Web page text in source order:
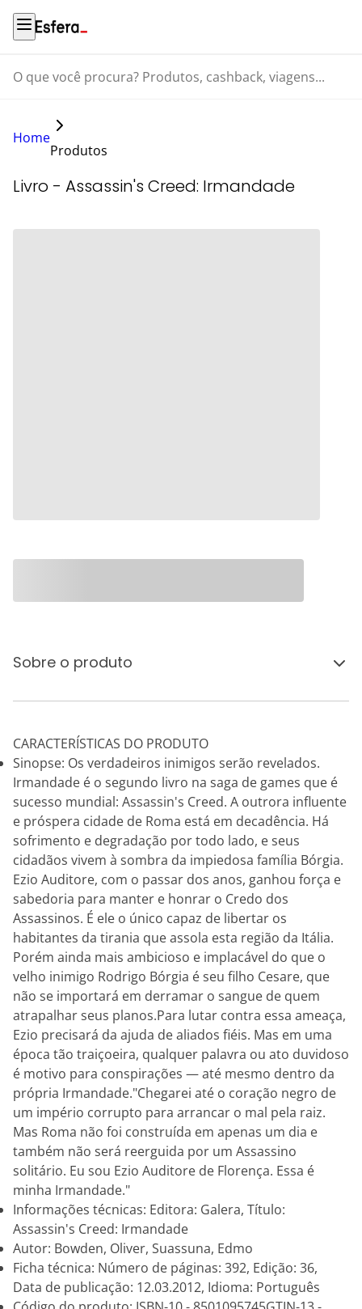
O que você procura? Produtos, cashback, viagens...
Home
Produtos
Livro - Assassin's Creed: Irmandade
Sobre o produto
CARACTERÍSTICAS DO PRODUTO
Sinopse: Os verdadeiros inimigos serão revelados.
Irmandade é o segundo livro na saga de games que é
sucesso mundial: Assassin's Creed. A outrora influente
e próspera cidade de Roma está em decadência. Há
sofrimento e degradação por todo lado, e seus
cidadãos vivem à sombra da impiedosa família Bórgia.
Ezio Auditore, com o passar dos anos, ganhou força e
sabedoria para manter e honrar o Credo dos
Assassinos. É ele o único capaz de libertar os
habitantes da tirania que assola esta região da Itália.
Porém ainda mais ambicioso e implacável do que o
velho inimigo Rodrigo Bórgia é seu filho Cesare, que
não se importará em derramar o sangue de quem
atrapalhar seus planos.Para lutar contra essa ameaça,
Ezio precisará da ajuda de aliados fiéis. Mas em uma
época tão traiçoeira, qualquer palavra ou ato duvidoso
é motivo para conspirações — até mesmo dentro da
própria Irmandade."Chegarei até o coração negro de
um império corrupto para arrancar o mal pela raiz.
Mas Roma não foi construída em apenas um dia e
também não será reerguida por um Assassino
solitário. Eu sou Ezio Auditore de Florença. Essa é
minha Irmandade."
Informações técnicas: Editora: Galera, Título:
Assassin's Creed: Irmandade
Autor: Bowden, Oliver, Suassuna, Edmo
Ficha técnica: Número de páginas: 392, Edição: 36,
Data de publicação: 12.03.2012, Idioma: Português